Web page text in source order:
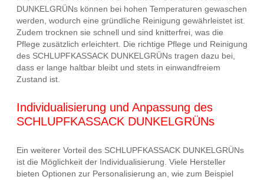
DUNKELGRÜNs können bei hohen Temperaturen gewaschen
werden, wodurch eine gründliche Reinigung gewährleistet ist.
Zudem trocknen sie schnell und sind knitterfrei, was die
Pflege zusätzlich erleichtert. Die richtige Pflege und Reinigung
des SCHLUPFKASSACK DUNKELGRÜNs tragen dazu bei,
dass er lange haltbar bleibt und stets in einwandfreiem
Zustand ist.
Individualisierung und Anpassung des
SCHLUPFKASSACK DUNKELGRÜNs
Ein weiterer Vorteil des SCHLUPFKASSACK DUNKELGRÜNs
ist die Möglichkeit der Individualisierung. Viele Hersteller
bieten Optionen zur Personalisierung an, wie zum Beispiel